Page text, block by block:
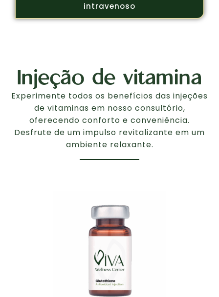
intravenoso
Injeção de vitamina
Experimente todos os benefícios das injeções
de vitaminas em nosso consultório,
oferecendo conforto e conveniência.
Desfrute de um impulso revitalizante em um
ambiente relaxante.